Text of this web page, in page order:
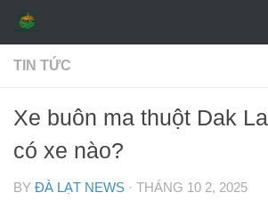
Skip to content
TIN TỨC
Xe buôn ma thuột Dak
có xe nào?
BY ĐÀ LẠT NEWS · THÁNG 10 2, 2025